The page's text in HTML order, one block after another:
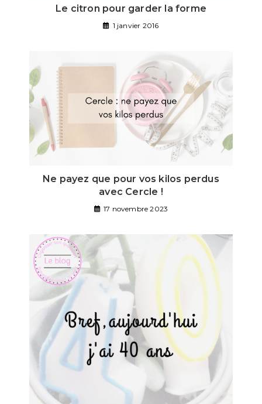
Le citron pour garder la forme
1 janvier 2016
Ne payez que pour vos kilos perdus
avec Cercle !
17 novembre 2023